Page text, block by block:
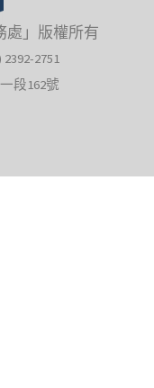
處」版權所有
2392-2751
段162號